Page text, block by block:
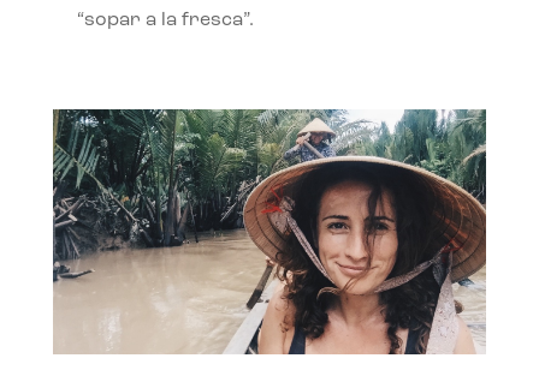
“sopar a la fresca”.